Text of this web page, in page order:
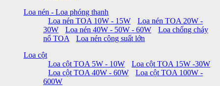
Loa nén - Loa phóng thanh
Loa nén TOA 10W - 15W
Loa nén TOA 20W -
30W
Loa nén 40W - 50W - 60W
Loa chống cháy
nổ TOA
Loa nén công suất lớn
Loa cột
Loa cột TOA 5W - 10W
Loa cột TOA 15W -30W
Loa cột TOA 40W - 60W
Loa cột TOA 100W -
600W